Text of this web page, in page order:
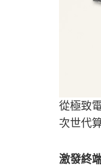
從極致
次世代
激發終